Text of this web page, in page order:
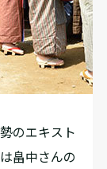
のエキスト
畠中さんの